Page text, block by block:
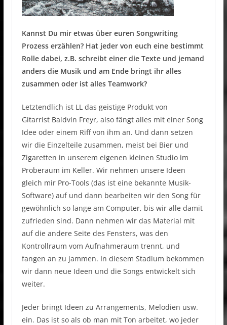
Kannst Du mir etwas über euren Songwriting
Prozess erzählen? Hat jeder von euch eine bestimmt
Rolle dabei, z.B. schreibt einer die Texte und jemand
anders die Musik und am Ende bringt ihr alles
zusammen oder ist alles Teamwork?
Letztendlich ist LL das geistige Produkt von
Gitarrist Baldvin Freyr, also fängt alles mit einer Song
Idee oder einem Riff von ihm an. Und dann setzen
wir die Einzelteile zusammen, meist bei Bier und
Zigaretten in unserem eigenen kleinen Studio im
Proberaum im Keller. Wir nehmen unsere Ideen
gleich mir Pro-Tools (das ist eine bekannte Musik-
Software) auf und dann bearbeiten wir den Song für
gewöhnlich so lange am Computer, bis wir alle damit
zufrieden sind. Dann nehmen wir das Material mit
auf die andere Seite des Fensters, was den
Kontrollraum vom Aufnahmeraum trennt, und
fangen an zu jammen. In diesem Stadium bekommen
wir dann neue Ideen und die Songs entwickelt sich
weiter.
Jeder bringt Ideen zu Arrangements, Melodien usw.
ein. Das ist so als ob man mit Ton arbeitet, wo jeder